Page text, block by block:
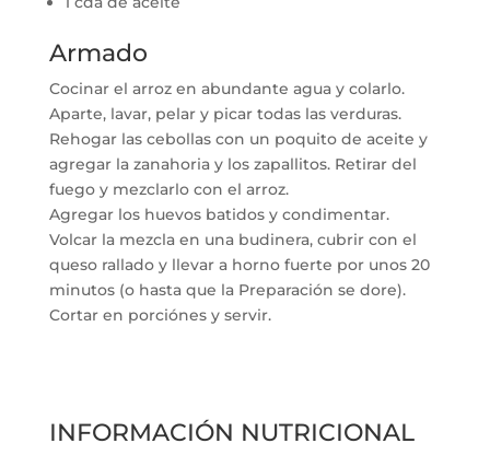
Armado
Cocinar el arroz en abundante agua y colarlo.
Aparte, lavar, pelar y picar todas las verduras.
Rehogar las cebollas con un poquito de aceite y
agregar la zanahoria y los zapallitos. Retirar del
fuego y mezclarlo con el arroz.
Agregar los huevos batidos y condimentar.
Volcar la mezcla en una budinera, cubrir con el
queso rallado y llevar a horno fuerte por unos 20
minutos (o hasta que la Preparación se dore).
Cortar en porciónes y servir.
INFORMACIÓN NUTRICIONAL